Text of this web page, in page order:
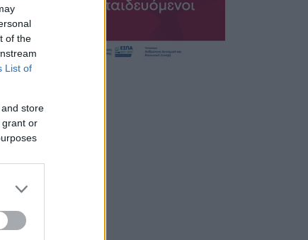
of the
List of
store
grant or